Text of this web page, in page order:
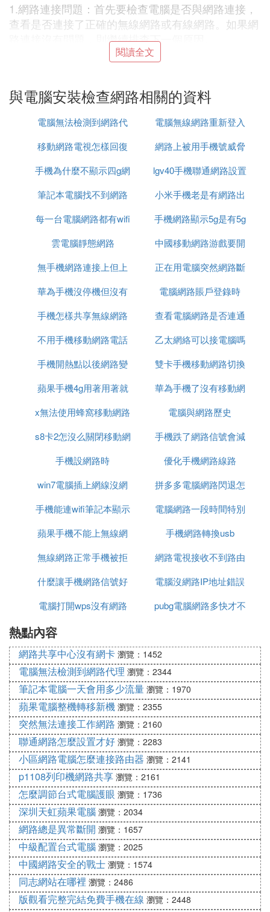
1.網路連接問題：首先要檢查電腦是否與網路連接，
查看是否連接了正確的無線網路或有線網路。如果網
路連接沒有問題，則繼續排查下一個原因。
接網路，如果可以連接，說明是防火牆誤判導致的問
題。
3.防火牆設置問題：防火牆可以保護電腦安全，但有
時候會誤判網路連接，導致無法上網。檢查防火牆設
置，確認是否屏蔽了網路連接。
清除電腦中的病毒或惡意軟體。
㈣ 如何檢查電腦網路 是否連接正常
以聯想Yoga13s，win10系統為例具體的操作步驟如
1、首先打開電腦，然後點擊打開電腦桌面左下角的
「開始」菜單；兄知
2、接著選擇羨迅消「設置」，點擊進入設置頁面；
3、進入之後，找到「網路和Internet」這個選項，點
擊進入；
4、點擊「顯示可用網路」進入詳細頁面；
連接，可斷開網路，之後重新連接即可解決。
若是以上方法無法解決，也可以借用第三方軟體進行
維修，大致的操作步驟如下：
在電腦桌面打開第三方軟體的昌山主界面，然後根據
界面提示選擇網路診斷並修復的功能選項，根據檢測
後的修復指令進行網路修復的操作即可。雖然不同軟
體的具體操作不同，但大致的操作思路是一樣的。
該答案適用於聯想等大部分品牌的電腦。
㈤ 怎麼檢查自己家裡電腦網路連接是否正
常
怎麼檢查自己家裡電腦網路連接是否正
常
一、檢查網線是否松動
對於大多數寬頻用戶來說，ADSL貓接無線路由器的
布網方式最為普遍，當出現掉線的情況，我們首先要
考慮的是線路問題。
由於電話線線路過長，接頭過多，或存在一些干擾
源，很可能引發掉線，還有劣質、不符合標準的網線
經常會引起網路不穩定，所以當發現掉線了，要先檢
查一下網線介面是否鬆了。
如果發現網線介面完好的話，要檢查一下電源信號燈
閱讀全文
與電腦安裝檢查網路相關的資料
電腦無法檢測到網路代
理
電腦無線網路重新登入
移動網路電視怎樣回復
原來模式
網路上被用手機號威脅
怎麼辦
手機為什麼不顯示四g網
路怎麼回事啊
lgv40手機聯通網路設置
筆記本電腦找不到網路
適配器怎麼辦
小米手機老是有網路出
現問題
每一台電腦網路都有wifi
嗎
手機網路顯示5g是有5g
網嗎
雲電腦靜態網路
中國移動網路游戲要開
加速器
無手機網路連接上但上
不了網
正在用電腦突然網路斷
了
華為手機沒停機但沒有
網路
電腦網路賬戶登錄時
手機怎樣共享無線網路
連接電腦連接不上網
查看電腦網路是否連通
可以用什麼命令
不用手機移動網路電話
乙太網絡可以接電腦嗎
手機開熱點以後網路變
差的原因
雙卡手機移動網路切換
嗎
蘋果手機4g用著用著就
沒網路了
華為手機了沒有移動網
路信號怎麼回事
x無法使用蜂窩移動網路
設置
電腦與網路歷史
s8卡2怎沒么關閉移動網
路
手機跌了網路信號會減
弱嗎
手機設網路時
優化手機網路線路
win7電腦插上網線沒網
路
拼多多電腦網路閃退怎
麼辦
手機能連wifi筆記本顯示
無網路
電腦網路一段時間特別
卡
蘋果手機不能上無線網
路連接電腦連接不上網
手機網路轉換usb
無線網路正常手機被拒
絕接入
網路電視接收不到路由
器信號
什麼讓手機網路信號好
電腦沒網路IP地址錯誤
電腦打開wps沒有網路
pubg電腦網路多快才不
熱點內容
網路共享中心沒有網卡 瀏覽：1452
電腦無法檢測到網路代理 瀏覽：2344
筆記本電腦一天會用多少流量 瀏覽：1970
蘋果電腦整機轉移新機 瀏覽：2355
突然無法連接工作網路 瀏覽：2160
聯通網路怎麼設置才好 瀏覽：2283
小區網路電腦怎麼連接路由器 瀏覽：2141
p1108列印機網路共享 瀏覽：2161
怎麼調節台式電腦護眼 瀏覽：1736
深圳天虹蘋果電腦 瀏覽：2034
網路總是異常斷開 瀏覽：1657
中級配置台式電腦 瀏覽：2025
中國網路安全的戰士 瀏覽：1574
同志網站在哪裡 瀏覽：2486
版觀看完整完結免費手機在線 瀏覽：2448